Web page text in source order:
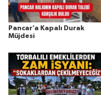
Pancar’a Kapalı Durak
Müjdesi